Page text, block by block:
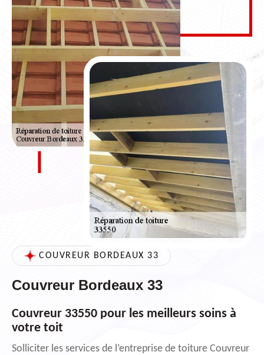
COUVREUR BORDEAUX 33
Couvreur Bordeaux 33
Couvreur 33550 pour les meilleurs soins à
votre toit
Solliciter les services de l’entreprise de toiture Couvreur